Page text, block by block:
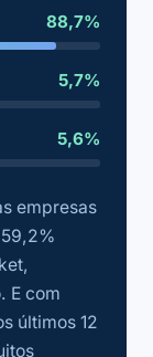
88,7%
5,7%
5,6%
empresas
E com
últimos 12